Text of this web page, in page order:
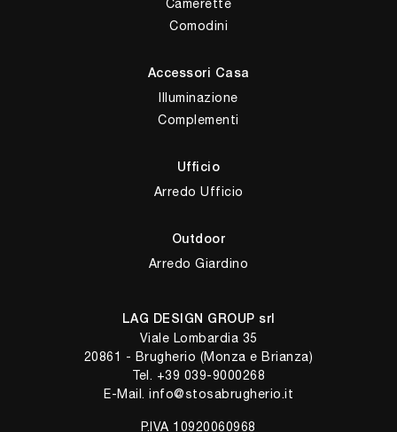
Camerette
Comodini
Accessori Casa
Illuminazione
Complementi
Ufficio
Arredo Ufficio
Outdoor
Arredo Giardino
LAG DESIGN GROUP srl
Viale Lombardia 35
20861 - Brugherio (Monza e Brianza)
Tel. +39 039-9000268
E-Mail. info@stosabrugherio.it
P.IVA 10920060968